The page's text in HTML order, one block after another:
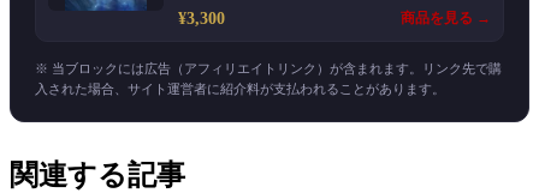
¥3,300 商品を見る →
※ 当ブロックには広告（アフィリエイトリンク）が含まれます。リンク先で購
入された場合、サイト運営者に紹介料が支払われることがあります。
関連する記事